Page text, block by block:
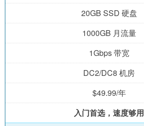
20GB SSD 硬盘
1000GB 月流量
1Gbps 带宽
DC2/DC8 机房
$49.99/年
入门首选，速度够用